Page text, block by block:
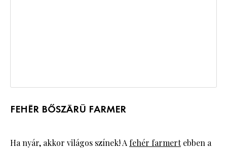
FEHÉR BŐSZÁRÚ FARMER
Ha nyár, akkor világos színek! A fehér farmertebben a